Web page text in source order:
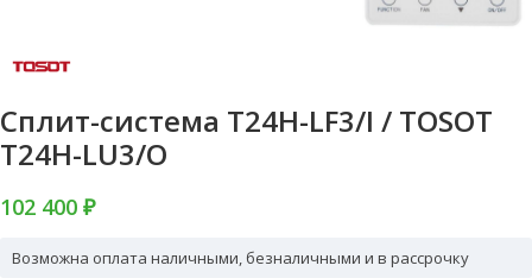
Сплит-система T24H-LF3/I / TOSOT
T24H-LU3/O
102 400 ₽
Возможна оплата наличными, безналичными и в рассрочку